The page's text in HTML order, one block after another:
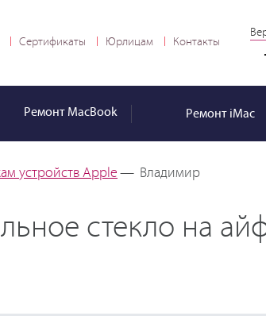
Сертификаты Юрлицам Контакты
Ремонт MacBook РемонтiMac
устройств Apple — Владимир
стекло на